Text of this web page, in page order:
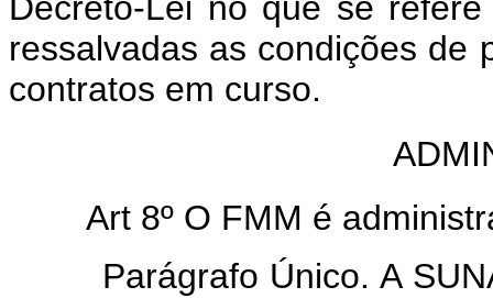
ressalvadas as condições de
contratos em curso.
Art 8º O FMM é
Parágrafo Único. A